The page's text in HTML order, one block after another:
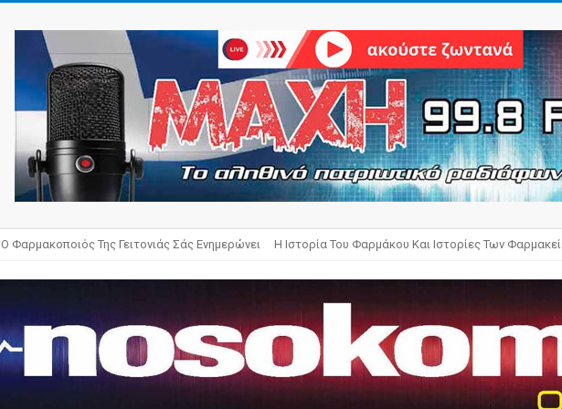
Ο Φαρμακοποιός Της Γειτονιάς Σάς Ενημερώνει Η Ιστορία Του Φαρμάκου Και Ιστορίες Των